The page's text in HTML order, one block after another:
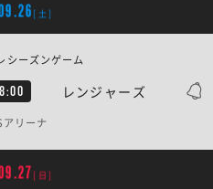
[土]
レンジャーズ
ーズンゲーム
アリーナ
[日]